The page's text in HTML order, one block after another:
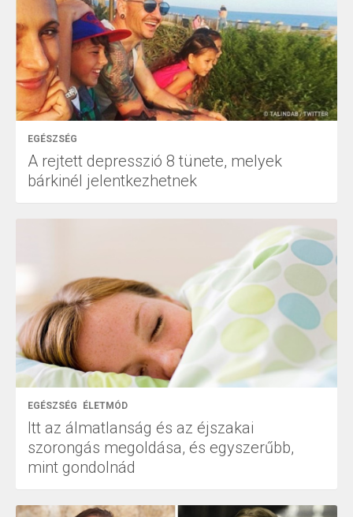
EGÉSZSÉG
A rejtett depresszió 8 tünete, melyek
bárkinél jelentkezhetnek
EGÉSZSÉG ÉLETMÓD
Itt az álmatlanság és az éjszakai
szorongás megoldása, és egyszerűbb,
mint gondolnád